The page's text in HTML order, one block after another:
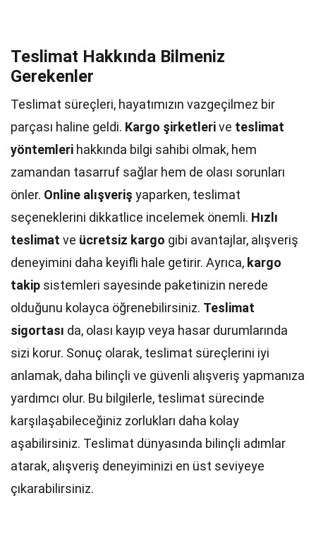
Teslimat Hakkında Bilmeniz
Gerekenler
Teslimat süreçleri, hayatımızın vazgeçilmez bir
parçası haline geldi. Kargo şirketlerive teslimat
yöntemleri hakkında bilgi sahibi olmak, hem
zamandan tasarruf sağlar hem de olası sorunları
önler. Online alışveriş yaparken, teslimat
seçeneklerini dikkatlice incelemek önemli. Hızlı
teslimat ve ücretsiz kargo gibi avantajlar, alışveriş
deneyimini daha keyifli hale getirir. Ayrıca, kargo
takip sistemleri sayesinde paketinizin nerede
olduğunu kolayca öğrenebilirsiniz. Teslimat
sigortası da, olası kayıp veya hasar durumlarında
sizi korur. Sonuç olarak, teslimat süreçlerini iyi
anlamak, daha bilinçli ve güvenli alışveriş yapmanıza
yardımcı olur. Bu bilgilerle, teslimat sürecinde
karşılaşabileceğiniz zorlukları daha kolay
aşabilirsiniz. Teslimat dünyasında bilinçli adımlar
atarak, alışveriş deneyiminizi en üst seviyeye
çıkarabilirsiniz.